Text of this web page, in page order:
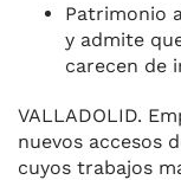
b
o
o
k
k
y
Patrimonio
y admite
carecen de
VALLADOLID.
nuevos accesos
cuyos trabajos